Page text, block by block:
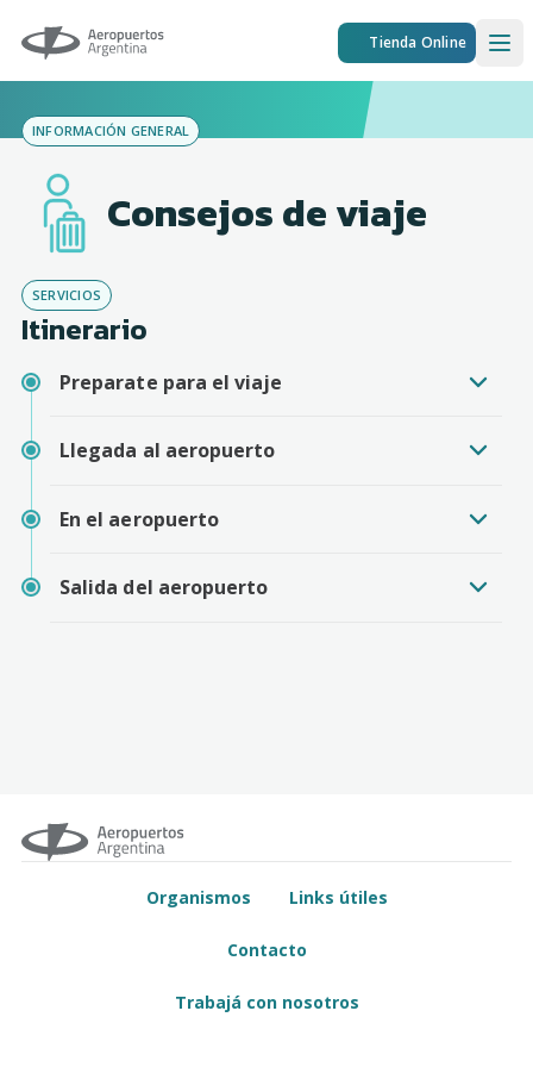
Aeropuertos Argentina Tienda Online
INFORMACIÓN GENERAL
Consejos de viaje
SERVICIOS
Itinerario
Preparate para el viaje
Llegada al aeropuerto
En el aeropuerto
Salida del aeropuerto
Organismos Links útiles
Contacto
Trabajá con nosotros